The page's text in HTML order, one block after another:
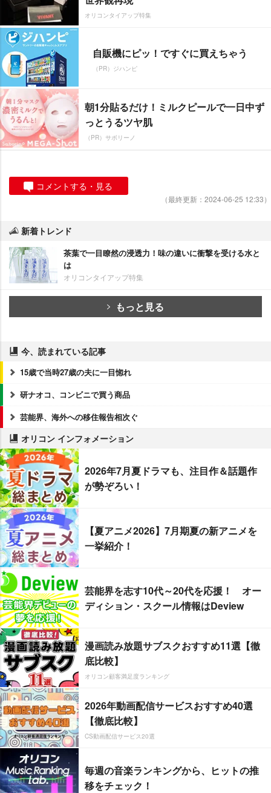
オリコンタイアップ特集
自販機にピッ！ですぐに買えちゃう
（PR）ジハンピ
朝1分貼るだけ！ミルクピールで一日中ず
っとうるツヤ肌
（PR）サボリーノ
コメントする・見る
（最終更新：2024-06-25 12:33）
新着トレンド
茶葉で一目瞭然の浸透力！味の違いに衝撃を受ける水と
は
オリコンタイアップ特集
もっと見る
今、読まれている記事
15歳で当時27歳の夫に一目惚れ
研ナオコ、コンビニで買う商品
芸能界、海外への移住報告相次ぐ
オリコン インフォメーション
2026年7月夏ドラマも、注目作＆話題作
が勢ぞろい！
【夏アニメ2026】7月期夏の新アニメを
一挙紹介！
芸能界を志す10代～20代を応援！ オー
ディション・スクール情報はDeview
漫画読み放題サブスクおすすめ11選【徹
底比較】
オリコン顧客満足度ランキング
2026年動画配信サービスおすすめ40選
【徹底比較】
CS動画配信サービス20選
毎週の音楽ランキングから、ヒットの推
移をチェック！